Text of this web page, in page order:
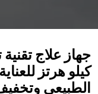
كيلو هرتز
الطبيعي